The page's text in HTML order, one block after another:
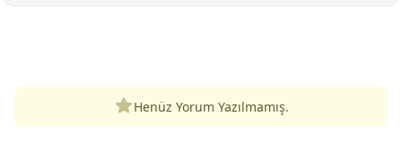
Henüz Yorum Yazılmamış.